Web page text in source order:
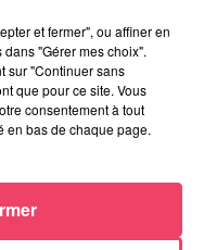
et fermer", ou affiner en
"Gérer mes choix".
sur "Continuer sans
que pour ce site. Vous
consentement à tout
en bas de chaque page.